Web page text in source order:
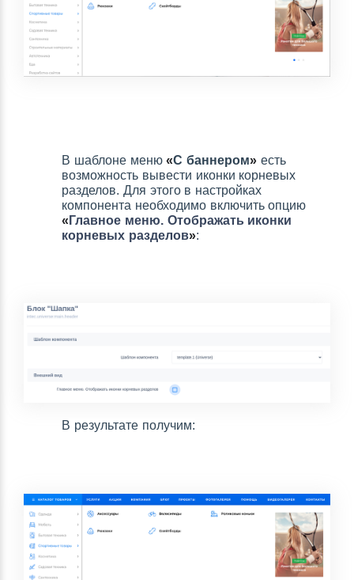
В шаблоне меню«С баннером» есть
возможность вывести иконки корневых
разделов. Для этого в настройках
компонента необходимо включить опцию
« Главное меню. Отображать иконки
корневых разделов»:
В результате получим: